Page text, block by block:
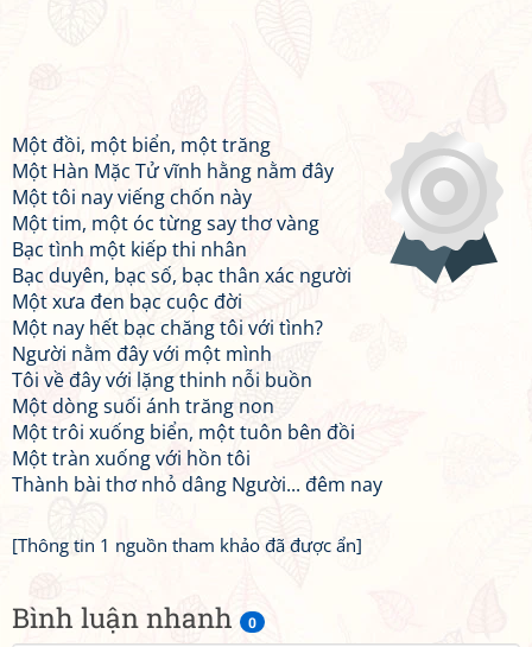
Bình luận nhanh 0
Một đồi, một biển, một trăng
Một Hàn Mặc Tử vĩnh hằng nằm đây
Một tôi nay viếng chốn này
Một tim, một óc từng say thơ vàng
Bạc tình một kiếp thi nhân
Bạc duyên, bạc số, bạc thân xác người
Một xưa đen bạc cuộc đời
Một nay hết bạc chăng tôi với tình?
Người nằm đây với một mình
Tôi về đây với lặng thinh nỗi buồn
Một dòng suối ánh trăng non
Một trôi xuống biển, một tuôn bên đồi
Một tràn xuống với hồn tôi
Thành bài thơ nhỏ dâng Người... đêm nay
[Thông tin 1 nguồn tham khảo đã được ẩn]